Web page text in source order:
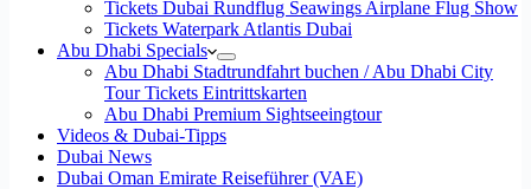
Tickets Dubai Rundflug Seawings Airplane Flug Show
Tickets Waterpark Atlantis Dubai
Abu Dhabi Specials
Abu Dhabi Stadtrundfahrt buchen / Abu Dhabi City
Tour Tickets Eintrittskarten
Abu Dhabi Premium Sightseeingtour
Videos & Dubai-Tipps
Dubai News
Dubai Oman Emirate Reiseführer (VAE)